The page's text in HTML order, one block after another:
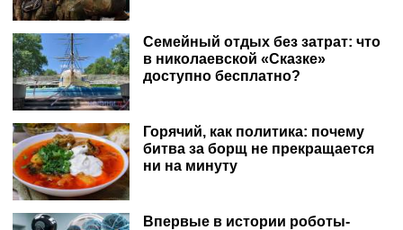
Семейный отдых без затрат: что
в николаевской «Сказке»
доступно бесплатно?
Горячий, как политика: почему
битва за борщ не прекращается
ни на минуту
Впервые в истории роботы-